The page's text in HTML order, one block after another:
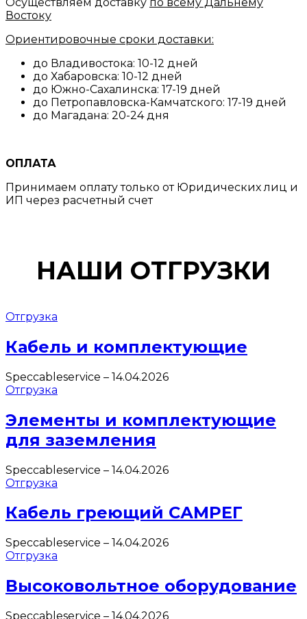
Востоку
Ориентировочные сроки доставки:
до Владивостока: 10-12 дней
до Хабаровска: 10-12 дней
до Южно-Сахалинска: 17-19 дней
до Петропавловска-Камчатского: 17-19 дней
до Магадана: 20-24 дня
ОПЛАТА
Принимаем оплату только от Юридических лиц и
ИП через расчетный счет
НАШИ ОТГРУЗКИ
Отгрузка
Кабель и комплектующие
Speccableservice – 14.04.2026
Отгрузка
Элементы и комплектующие
для заземления
Speccableservice – 14.04.2026
Отгрузка
Кабель греющий САМРЕГ
Speccableservice – 14.04.2026
Отгрузка
Высоковольтное оборудование
Speccableservice – 14.04.2026